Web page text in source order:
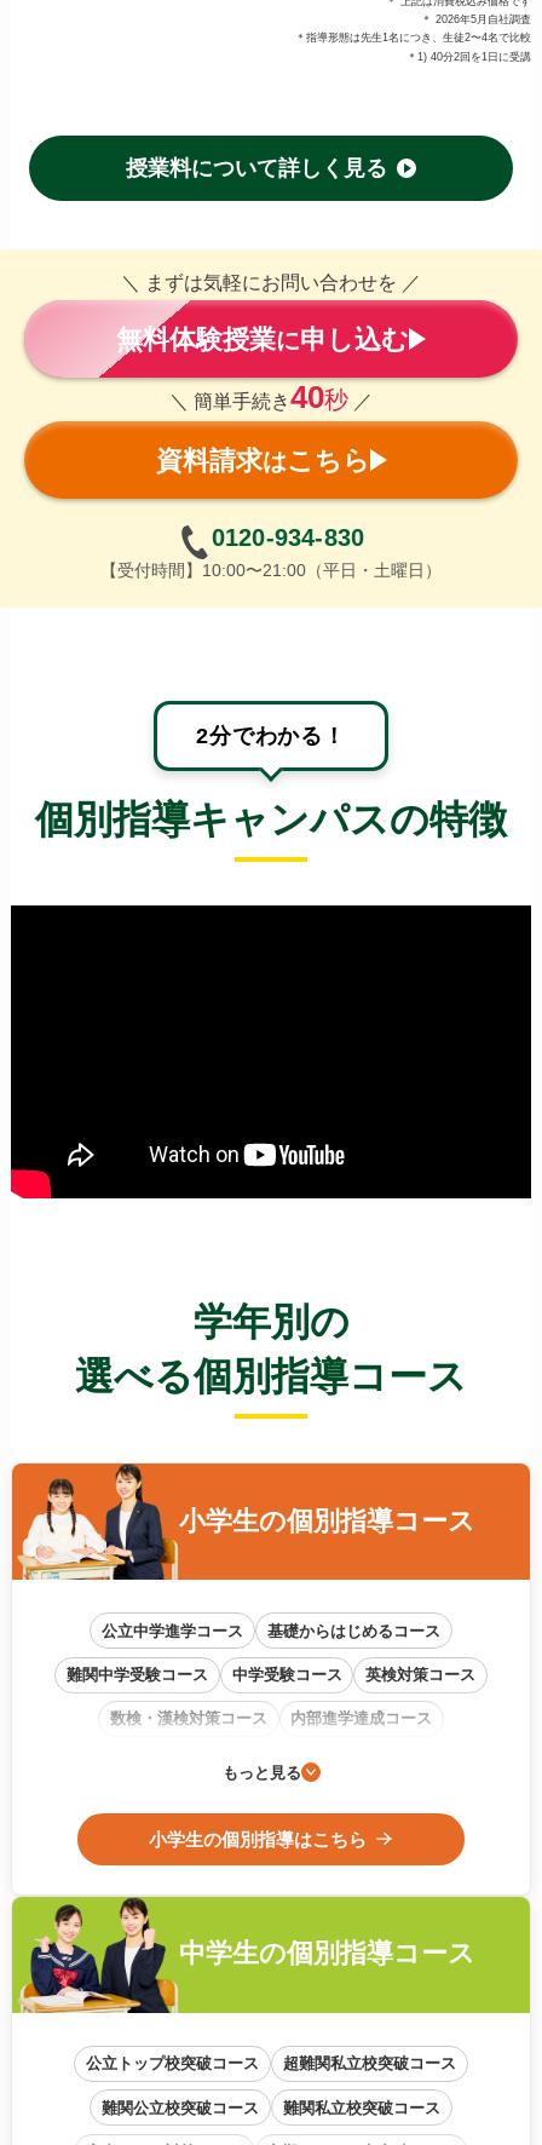
＊ 2026年5月自社調査
＊指導形態は先生1名につき、生徒2〜4名で比較
＊1) 40分2回を1日に受講
授業料について詳しく見る
＼ まずは気軽にお問い合わせを ／
無料体験授業に申し込む
＼ 簡単手続き40秒 ／
資料請求はこちら
0120-934-830
【受付時間】10:00〜21:00（平日・土曜日）
2分でわかる！
個別指導キャンパスの特徴
学年別の
選べる個別指導コース
小学生の個別指導コース
公立中学進学コース 基礎からはじめるコース
難関中学受験コース 中学受験コース 英検対策コース
数検・漢検対策コース 内部進学達成コース
通信教育フォローアップコース
もっと見る
小学生の個別指導はこちら
中学生の個別指導コース
公立トップ校突破コース 超難関私立校突破コース
難関公立校突破コース 難関私立校突破コース